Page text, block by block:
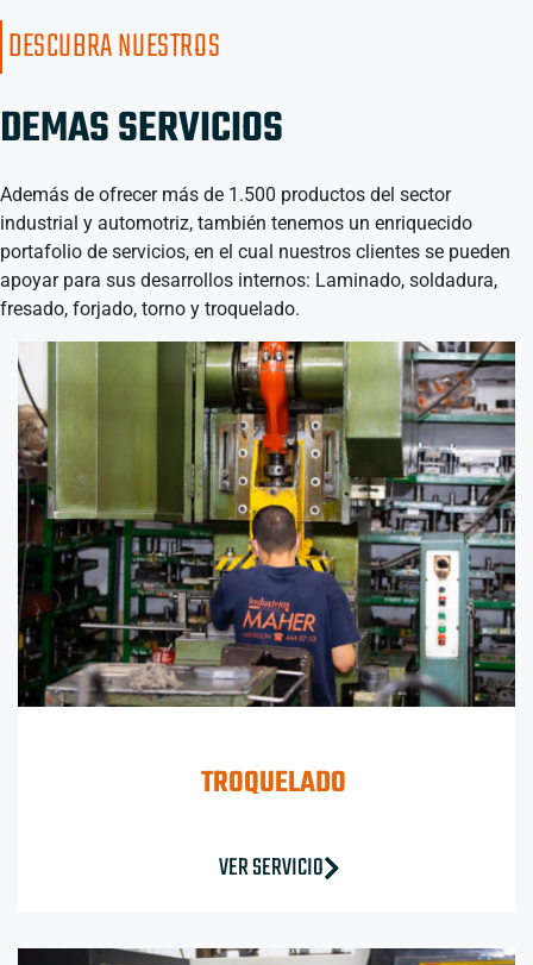
DESCUBRA NUESTROS
DEMAS SERVICIOS
Además de ofrecer más de 1.500 productos del sector
industrial y automotriz, también tenemos un enriquecido
portafolio de servicios, en el cual nuestros clientes se pueden
apoyar para sus desarrollos internos: Laminado, soldadura,
fresado, forjado, torno y troquelado.
TROQUELADO
VER SERVICIO